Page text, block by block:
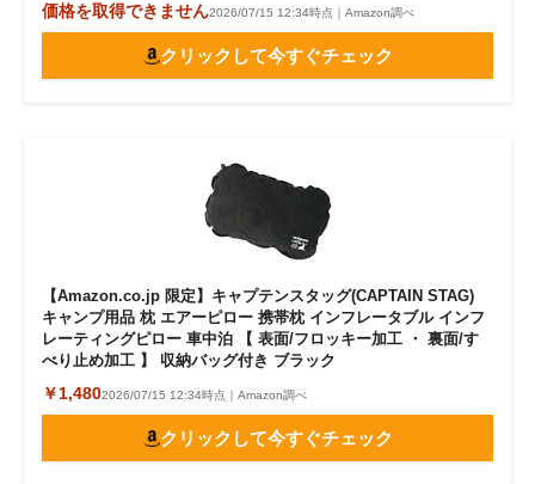
価格を取得できません2026/07/15 12:34時点｜Amazon調べ
クリックして今すぐチェック
【Amazon.co.jp 限定】キャプテンスタッグ(CAPTAIN STAG)
キャンプ用品 枕 エアーピロー 携帯枕 インフレータブル インフ
レーティングピロー 車中泊 【 表面/フロッキー加工 ・ 裏面/す
べり止め加工 】 収納バッグ付き ブラック
￥1,4802026/07/15 12:34時点｜Amazon調べ
クリックして今すぐチェック